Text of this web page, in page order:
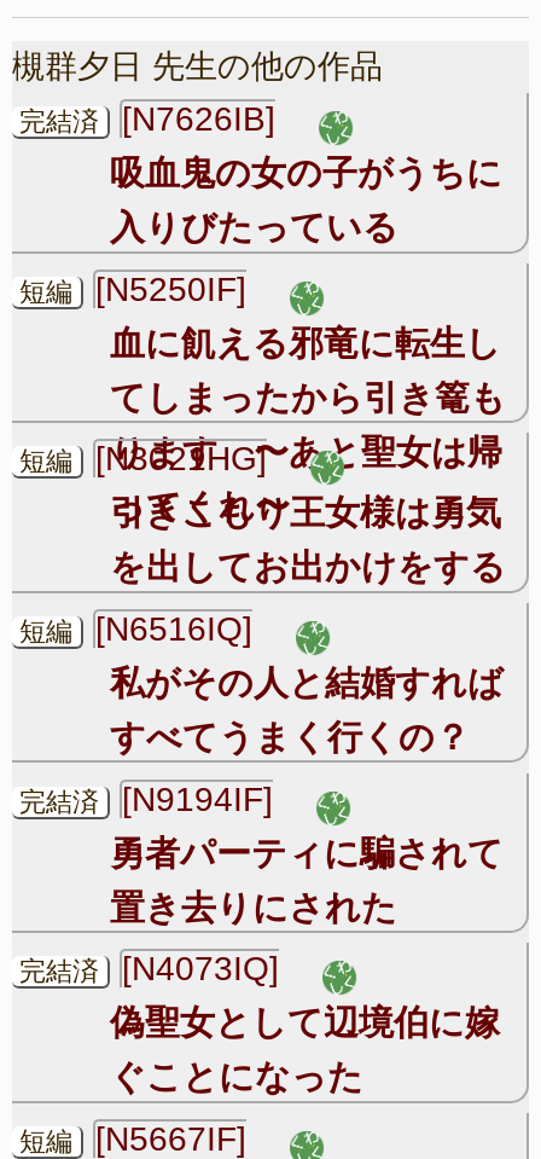
槻群夕日 先生の他の作品
完結済 [N7626IB]
吸血鬼の女の子がうちに
入りびたっている
短編 [N5250IF]
血に飢える邪竜に転生し
てしまったから引き篭も
ります 〜あと聖女は帰
ってくれ〜
短編 [N3021HG]
引きこもり王女様は勇気
を出してお出かけをする
短編 [N6516IQ]
私がその人と結婚すれば
すべてうまく行くの？
完結済 [N9194IF]
勇者パーティに騙されて
置き去りにされた
完結済 [N4073IQ]
偽聖女として辺境伯に嫁
ぐことになった
短編 [N5667IF]